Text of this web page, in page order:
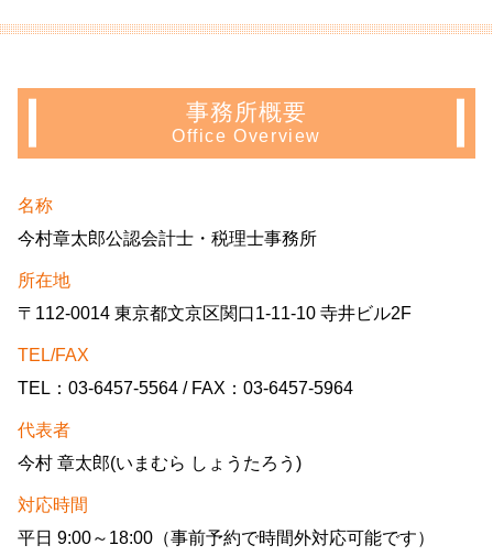
事務所概要
Office Overview
名称
今村章太郎公認会計士・税理士事務所
所在地
〒112-0014 東京都文京区関口1-11-10 寺井ビル2F
TEL/FAX
TEL：03-6457-5564 / FAX：03-6457-5964
代表者
今村 章太郎(いまむら しょうたろう)
対応時間
平日 9:00～18:00（事前予約で時間外対応可能です）